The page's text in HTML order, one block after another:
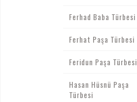
Ferhad Baba Türbesi
Ferhat Paşa Türbesi
Feridun Paşa Türbesi
Hasan Hüsnü Paşa
Türbesi